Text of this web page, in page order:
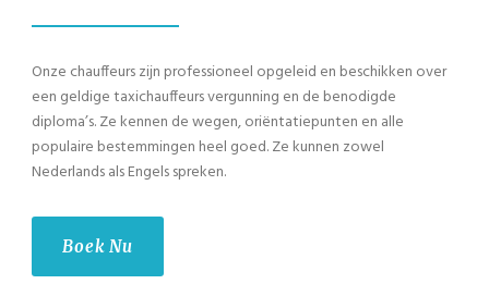
Onze chauffeurs zijn professioneel opgeleid en beschikken over
een geldige taxichauffeurs vergunning en de benodigde
diploma’s. Ze kennen de wegen, oriëntatiepunten en alle
populaire bestemmingen heel goed. Ze kunnen zowel
Nederlands als Engels spreken.
Boek Nu